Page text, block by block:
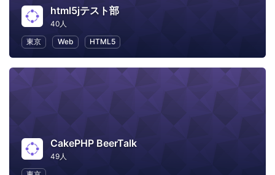
html5jテスト部
40人
東京
Web HTML5
CakePHP BeerTalk
49人